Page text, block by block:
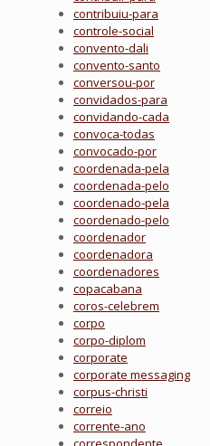
contribuiu-para
controle-social
convento-dali
convento-santo
conversou-por
convidados-para
convidando-cada
convoca-todas
convocado-por
coordenada-pela
coordenada-pelo
coordenado-pela
coordenado-pelo
coordenador
coordenadora
coordenadores
copacabana
coros-celebrem
corpo
corpo-diplom
corporate
corporate messaging
corpus-christi
correio
corrente-ano